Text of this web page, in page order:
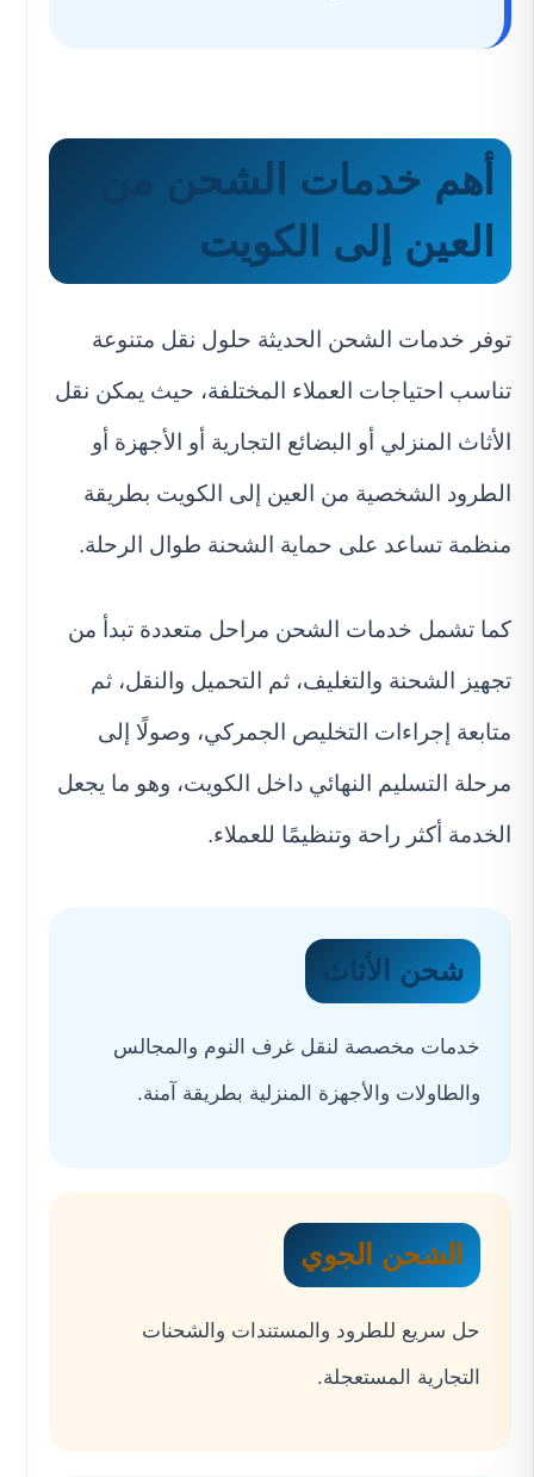
أهم خدمات الشحن من
العين إلى الكويت
توفر خدمات الشحن الحديثة حلول نقل متنوعة
تناسب احتياجات العملاء المختلفة، حيث يمكن نقل
الأثاث المنزلي أو البضائع التجارية أو الأجهزة أو
الطرود الشخصية من العين إلى الكويت بطريقة
منظمة تساعد على حماية الشحنة طوال الرحلة.
كما تشمل خدمات الشحن مراحل متعددة تبدأ من
تجهيز الشحنة والتغليف، ثم التحميل والنقل، ثم
متابعة إجراءات التخليص الجمركي، وصولًا إلى
مرحلة التسليم النهائي داخل الكويت، وهو ما يجعل
الخدمة أكثر راحة وتنظيمًا للعملاء.
شحن الأثاث
خدمات مخصصة لنقل غرف النوم والمجالس
والطاولات والأجهزة المنزلية بطريقة آمنة.
الشحن الجوي
حل سريع للطرود والمستندات والشحنات
التجارية المستعجلة.